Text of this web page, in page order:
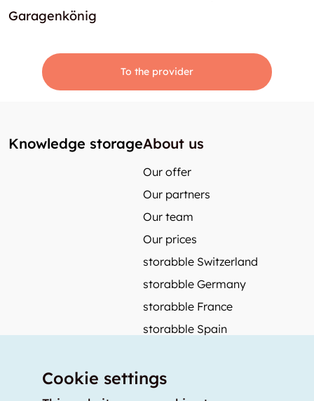
Garagenkönig
To the provider
Knowledge storageAbout us
Our offer
Our partners
Our team
Our prices
storabble Switzerland
storabble Germany
storabble France
storabble Spain
Cookie settings